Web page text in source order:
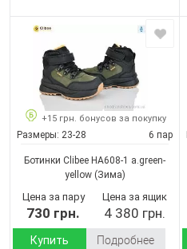
+15 грн. бонусов за покупку
Размеры: 23-28 6 пар
Ботинки Clibee HA608-1 a.green-
yellow(Зима)
Цена за пару
730 грн.
Цена за ящик
4 380 грн.
Купить Подробнее